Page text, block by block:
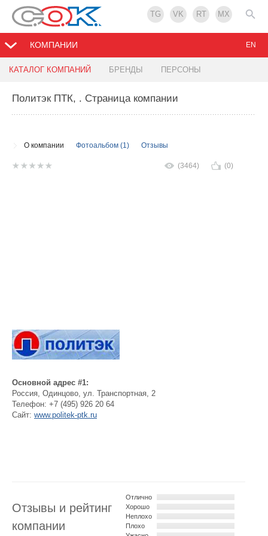
TG VK RT MX
КОМПАНИИ
КАТАЛОГ КОМПАНИЙ БРЕНДЫ ПЕРСОНЫ
EN
Политэк ПТК, . Страница компании
О компании Фотоальбом (1) Отзывы
(3464) (0)
Основной адрес #1:
Россия Одинцово ул. Транспортная, 2
Телефон: +7 (495) 926 20 64
Сайт: www.politek-ptk.ru
Отлично
Хорошо
Неплохо
Плохо
Отзывы и рейтинг
компании